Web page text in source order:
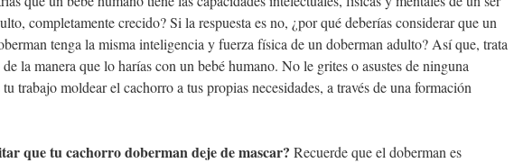
completamente crecido? Si la respuesta es no, ¿por qué deberías considerar que un
tenga la misma inteligencia y fuerza física de un doberman adulto? Así que, trata
la manera que lo harías con un bebé humano. No le grites o asustes de ninguna
trabajo moldear el cachorro a tus propias necesidades, a través de una formación
que tu cachorro doberman deje de mascar? Recuerde que el doberman es